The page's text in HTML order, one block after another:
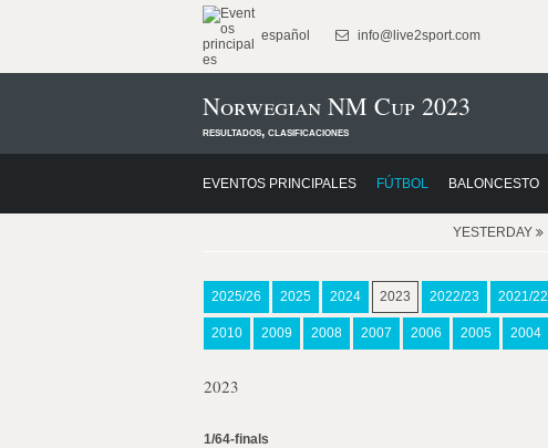
español info@live2sport.com
Norwegian NM Cup 2023
resultados, clasificaciones
EVENTOS PRINCIPALES FÚTBOL BALONCESTO
YESTERDAY
2025/26 2025 2024 2023 2022/23 2021/22
2010 2009 2008 2007 2006 2005 2004
2023
1/64-finals